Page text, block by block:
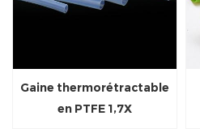
Gaine thermorétractable
en PTFE 1,7X